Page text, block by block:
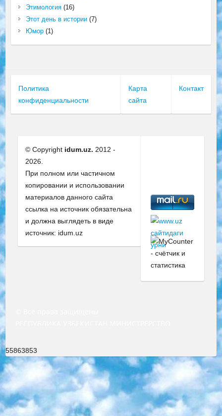
Этимология(16)
Этот день в истории(7)
Юмор(1)
Политика
конфиденциальности
Карта
сайта
Контакт
© Copyright idum.uz. 2012 -
2026.
При полном или частичном
копировании и использовании
материалов данного сайта
ссылка на источник обязательна
и должна выглядеть в виде
источник: idum.uz
55863853